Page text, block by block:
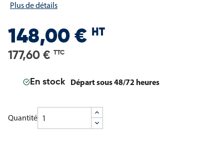
Plus de détails
148,00 € HT
177,60 € TTC
En stock Départ sous 48/72 heures
Quantité